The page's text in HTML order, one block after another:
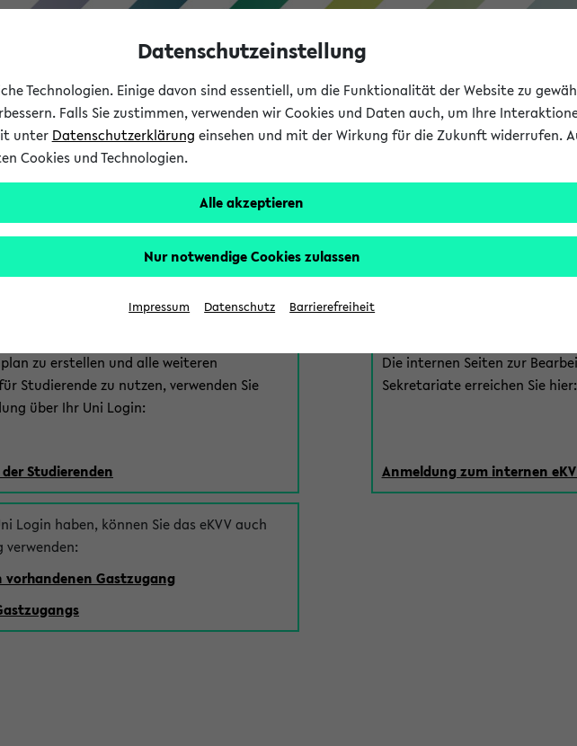
Studium
am eKVV
zur Anmeldung am eKVV. Bitte wählen Sie die für Sie richtige aus:
zu erstellen und alle weiteren
Studierende zu nutzen, verwenden Sie
über Ihr Uni Login:
Studierenden
Login haben, können Sie das eKVV auch
verwenden:
vorhandenen Gastzugang
eKVV für
Die internen Seiten zur
Sekretariate erreichen Sie hier:
Anmeldung zum internen
Datenschutzeinstellung
Technologien. Einige davon sind essentiell, um die Funktionalität der Website zu
Falls Sie zustimmen, verwenden wir Cookies und Daten auch, um Ihre
unter Datenschutzerklärung einsehen und mit der Wirkung für die Zukunft widerrufen.
Cookies und Technologien.
Alle akzeptieren
Nur notwendige Cookies zulassen
Impressum Datenschutz Barrierefreiheit